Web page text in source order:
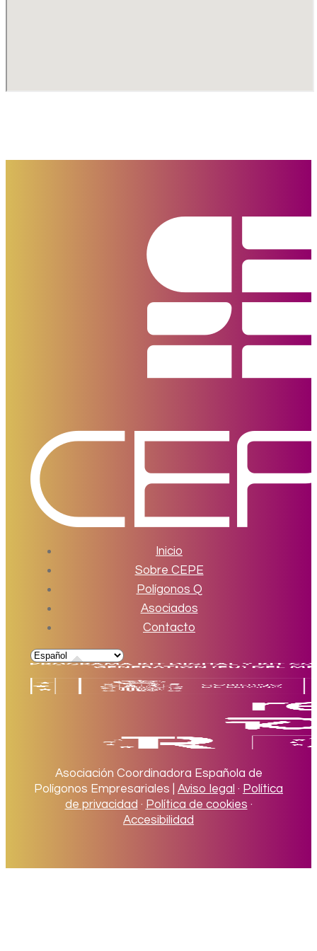
Inicio
Sobre CEPE
Polígonos Q
Asociados
Contacto
Asociación Coordinadora Española de
Polígonos Empresariales | Aviso legal · Política
de privacidad · Política de cookies ·
Accesibilidad